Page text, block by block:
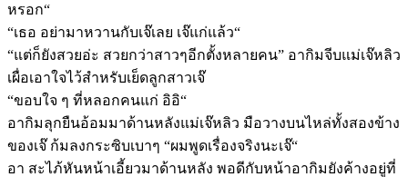
หรอก“
“เธอ อย่ามาหวานกับเจ๊เลย เจ๊แก่แล้ว“
“แต่ก็ยังสวยอ่ะ สวยกว่าสาวๆอีกตั้งหลายคน” อากิมจีบแม่เจ๊หลิว
เผื่อเอาใจไว้สำหรับเย็ดลูกสาวเจ๊
“ขอบใจ ๆ ที่หลอกคนแก่ อิอิ“
อากิมลุกยืนอ้อมมาด้านหลังแม่เจ๊หลิว มือวางบนไหล่ทั้งสองข้าง
ของเจ๊ ก้มลงกระซิบเบาๆ “ผมพูดเรื่องจริงนะเจ๊“
อา สะไภ้หันหน้าเอี้ยวมาด้านหลัง พอดีกับหน้าอากิมยังค้างอยู่ที่